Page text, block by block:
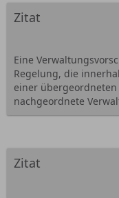
Zitat
Eine
Regelung, die
einer
nachgeordnete
Zitat